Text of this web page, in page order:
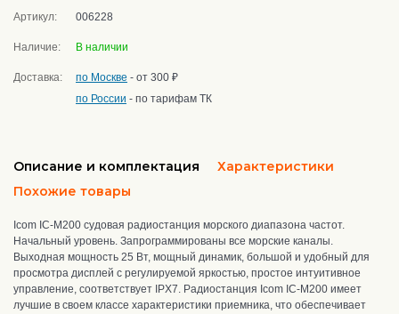
Артикул: 006228
Наличие: В наличии
Доставка: по Москве - от 300 ₽
по России - по тарифам ТК
Описание и комплектация
Характеристики
Похожие товары
Icom IC-M200 судовая радиостанция морского диапазона частот.
Начальный уровень. Запрограммированы все морские каналы.
Выходная мощность 25 Вт, мощный динамик, большой и удобный для
просмотра дисплей с регулируемой яркостью, простое интуитивное
управление, соответствует IPX7. Радиостанция Icom IC-M200 имеет
лучшие в своем классе характеристики приемника, что обеспечивает